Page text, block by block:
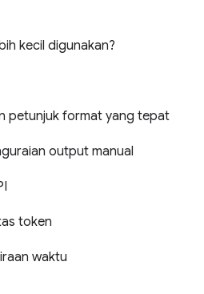
kecil digunakan?
petunjuk format yang tepat
output manual
token
waktu